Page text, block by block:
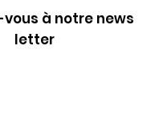
à notre news
letter